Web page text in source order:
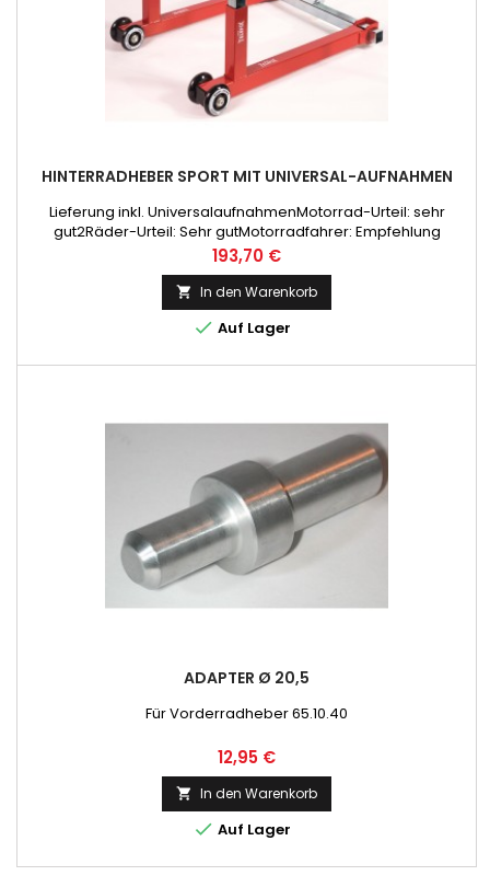
HINTERRADHEBER SPORT MIT UNIVERSAL-AUFNAHMEN
Lieferung inkl. UniversalaufnahmenMotorrad-Urteil: sehr
gut2Räder-Urteil: Sehr gutMotorradfahrer: Empfehlung
Preis
193,70 €
 In den Warenkorb
 Auf Lager
ADAPTER Ø 20,5
Für Vorderradheber 65.10.40
Preis
12,95 €
 In den Warenkorb
 Auf Lager